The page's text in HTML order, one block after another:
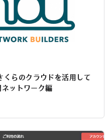
くらのクラウドを活用して
ットワーク編